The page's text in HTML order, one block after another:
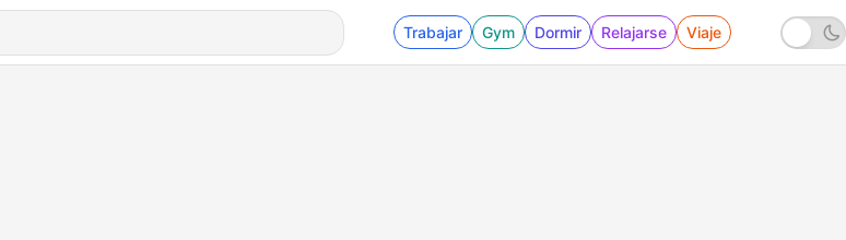
Trabajar Gym Dormir Relajarse Viaje